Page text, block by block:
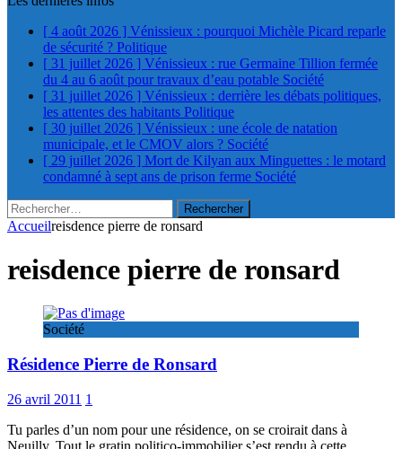
[ 4 août 2026 ] Vénissieux : pourquoi Michèle Picard reparle
de sécurité ? Politique
[ 31 juillet 2026 ] Vénissieux : rue Germaine Tillion fermée
du 4 au 6 août pour travaux d’eau potable Société
[ 31 juillet 2026 ] Vénissieux : derrière les débats politiques,
les attentes des habitants Politique
[ 30 juillet 2026 ] Vénissieux : une école de natation
municipale, et le CMOV alors ? Société
[ 29 juillet 2026 ] Mort de Kilyan aux Minguettes : le motard
condamné à sept ans de prison ferme Société
Rechercher :
Accueilreisdence pierre de ronsard
reisdence pierre de ronsard
Société
Résidence Pierre de Ronsard
26 avril 2011 1
Tu parles d’un nom pour une résidence, on se croirait dans à
Neuilly. Tout le gratin politico-immobilier s’est rendu à cette